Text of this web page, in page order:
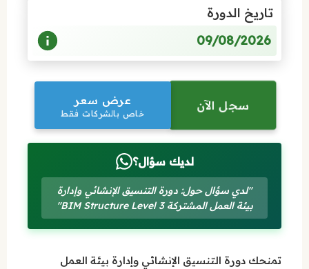
تاريخ الدورة
09/08/2026
سجل الآن عرض سعر
خاص بالشركات فقط
لديك سؤال؟
"لدي سؤال حول: دورة التنسيق الإنشائي وإدارة
بيئة العمل المشتركة BIM Structure Level 3"
تمنحك دورة التنسيق الإنشائي وإدارة بيئة العمل